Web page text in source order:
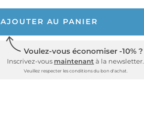
AJOUTER AU PANIER
Voulez-vous économiser -10% ?
Inscrivez-vous maintenant à la newsletter.
Veuillez respecter les conditions du bon d'achat.